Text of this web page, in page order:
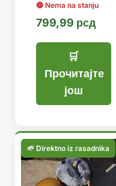
799,99 рсд
Прочитајте
још